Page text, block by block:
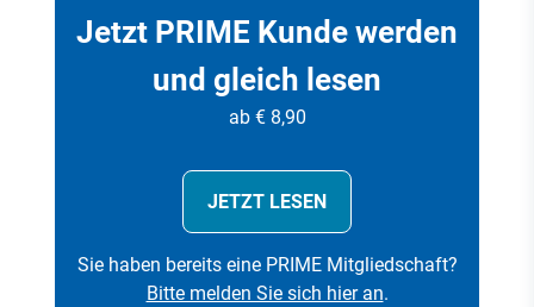
Jetzt PRIME Kunde werden
und gleich lesen
ab € 8,90
JETZT LESEN
Sie haben bereits eine PRIME Mitgliedschaft?
Bitte melden Sie sich hier an.